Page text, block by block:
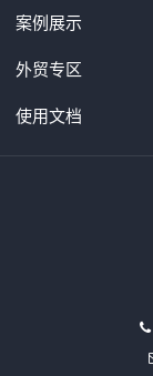
案例展示
外贸专区
使用文档